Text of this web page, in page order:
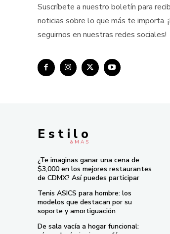
Suscríbete a nuestro boletín para
noticias sobre lo que más te importa.
seguirnos en nuestras redes sociales!
E s t i l o
& M À S
¿Te imaginas ganar una cena de
$3,000 en los mejores restaurantes
de CDMX? Así puedes participar
Tenis ASICS para hombre: los
modelos que destacan por su
soporte y amortiguación
De sala vacía a hogar funcional: